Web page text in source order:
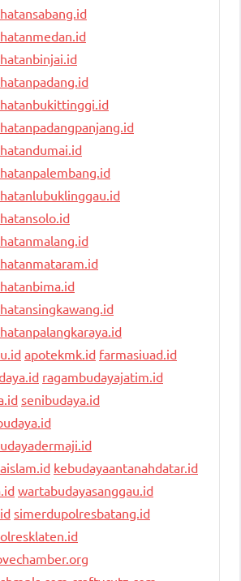
apotekmk.id farmasiuad.id
ragambudayajatim.id
senibudaya.id
kebudayaantanahdatar.id
wartabudayasanggau.id
simerdupolresbatang.id